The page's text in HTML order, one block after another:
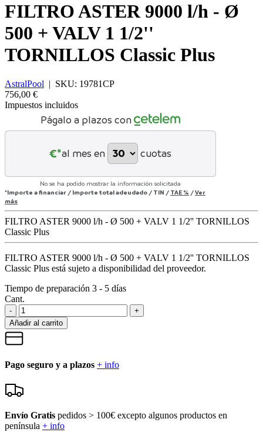
FILTRO ASTER 9000 l/h - Ø
500 + VALV 1 1/2''
TORNILLOS Classic Plus
AstralPool | SKU: 19781CP
756,00 €
Impuestos incluidos
Págalo a plazos con
€*al mes en cuotas
No se ha podido mostrar la información solicitada
*Importe a financiar / Importe total adeudado / TIN / TAE % /Ver
más
FILTRO ASTER 9000 l/h - Ø 500 + VALV 1 1/2'' TORNILLOS
Classic Plus
FILTRO ASTER 9000 l/h - Ø 500 + VALV 1 1/2'' TORNILLOS
Classic Plus está sujeto a disponibilidad del proveedor.
Tiempo de preparación 3 - 5 días
Cant.
-
+
Añadir al carrito
Pago seguro y a plazos + info
Envío Gratis pedidos > 100€ excepto algunos productos en
península + info